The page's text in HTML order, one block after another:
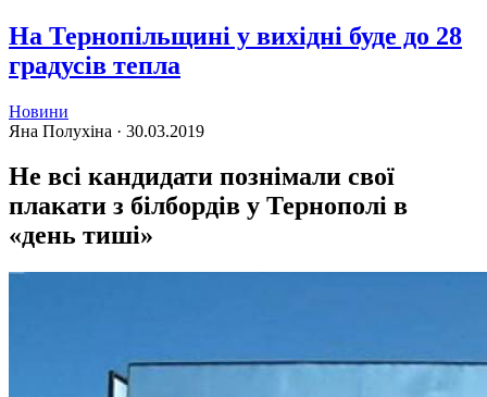
На Тернопільщині у вихідні буде до 28
градусів тепла
Новини
Яна Полухіна · 30.03.2019
Не всі кандидати познімали свої
плакати з білбордів у Тернополі в
«день тиші»